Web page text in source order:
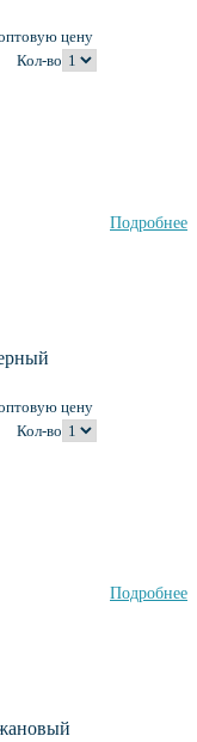
цену
Кол-во
Подробнее
цену
Кол-во
Подробнее